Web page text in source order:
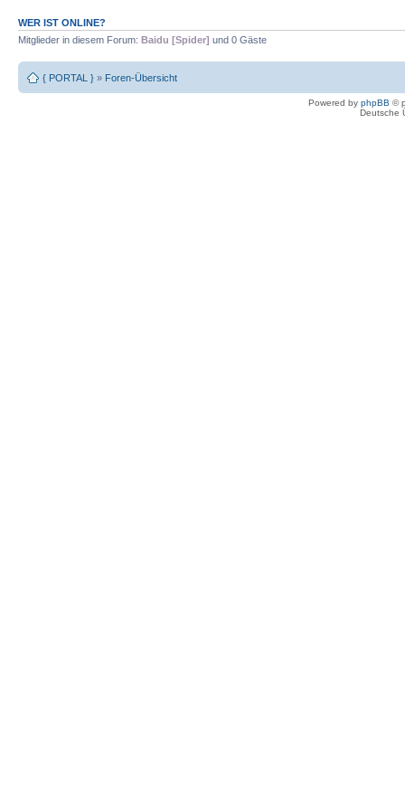
WER IST ONLINE?
Mitglieder in diesem Forum: Baidu [Spider] und 0 Gäste
{ PORTAL } » Foren-Übersicht
Powered by phpBB ©
Deutsche